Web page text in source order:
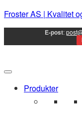
Froster AS | Kvalitet
E-post:
Produkter